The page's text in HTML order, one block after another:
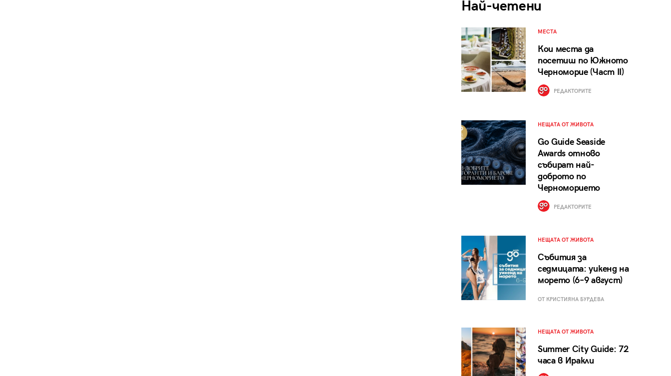
Най-четени
МЕСТА
Кои места да
посетиш по Южното
Черноморие (Част II)
РЕДАКТОРИТЕ
НЕЩАТА ОТ ЖИВОТА
Go Guide Seaside
Awards отново
събират най-
доброто по
Черноморието
РЕДАКТОРИТЕ
НЕЩАТА ОТ ЖИВОТА
Събития за
седмицата: уикенд на
морето (6–9 август)
ОТ КРИСТИЯНА БУРДЕВА
НЕЩАТА ОТ ЖИВОТА
Summer City Guide: 72
часа в Иракли